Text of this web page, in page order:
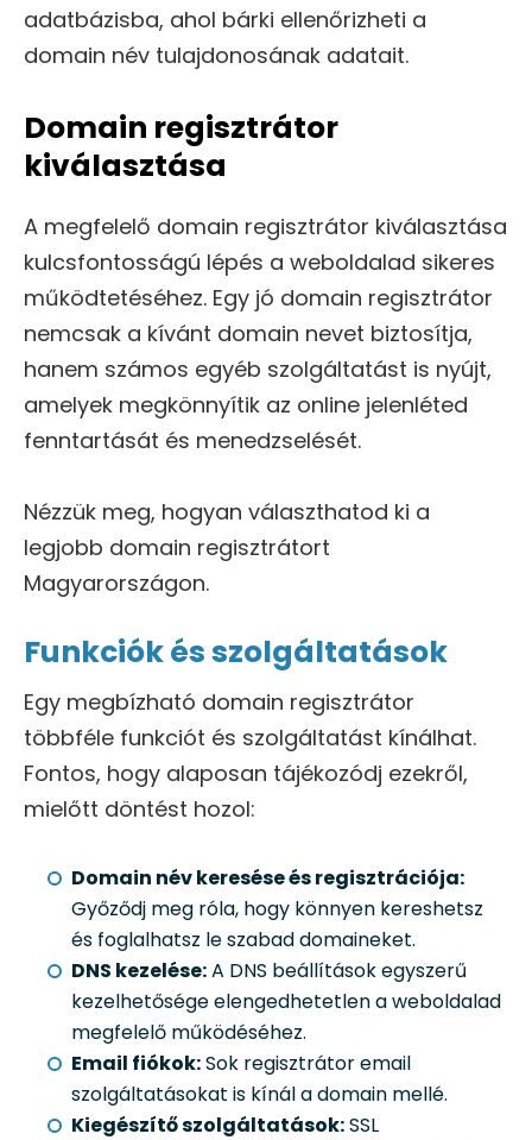
adatbázisba, ahol bárki ellenőrizheti a
domain név tulajdonosának adatait.
Domain regisztrátor
kiválasztása
A megfelelő domain regisztrátor kiválasztása
kulcsfontosságú lépés a weboldalad sikeres
működtetéséhez. Egy jó domain regisztrátor
nemcsak a kívánt domain nevet biztosítja,
hanem számos egyéb szolgáltatást is nyújt,
amelyek megkönnyítik az online jelenléted
fenntartását és menedzselését.
Nézzük meg, hogyan választhatod ki a
legjobb domain regisztrátort
Magyarországon.
Funkciók és szolgáltatások
Egy megbízható domain regisztrátor
többféle funkciót és szolgáltatást kínálhat.
Fontos, hogy alaposan tájékozódj ezekről,
mielőtt döntést hozol:
Domain név keresése és regisztrációja:
Győződj meg róla, hogy könnyen kereshetsz
és foglalhatsz le szabad domaineket.
DNS kezelése:A DNS beállítások egyszerű
kezelhetősége elengedhetetlen a weboldalad
megfelelő működéséhez.
Email fiókok:Sok regisztrátor email
szolgáltatásokat is kínál a domain mellé.
Kiegészítő szolgáltatások:SSL